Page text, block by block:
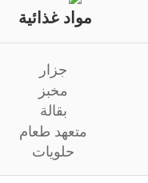
مواد غذائية
جزار
مخبز
بقالة
متعهد طعام
حلويات